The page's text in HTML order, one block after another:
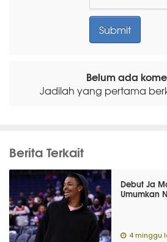
Belum ada
Jadilah yang pertama
Berita Terkait
Debut Ja
Umumkan
4 minggu